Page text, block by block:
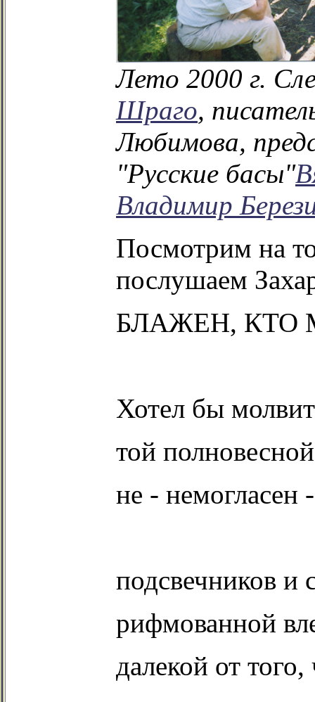
Лето 2000 г.
Шраго,
Любимова,
"Русские басы"
Владимир
Посмотрим на
послушаем
БЛАЖЕН, КТО
Хотел бы
той
не - немогласен
подсвечников и
рифмованной
далекой от